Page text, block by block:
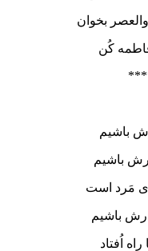
بخوان
کُن
باشیم
باشیم
مَرد است
باشیم
اُفتاد